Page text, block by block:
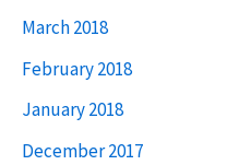
March 2018
February 2018
January 2018
December 2017